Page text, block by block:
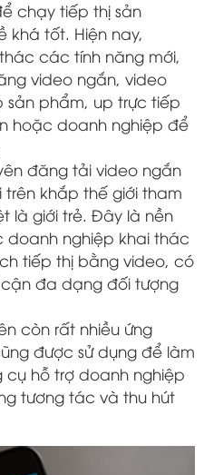
chạy tiếp thị sản
khá tốt. Hiện nay,
các tính năng mới,
video ngắn, video
phẩm, up trực tiếp
hoặc doanh nghiệp để
đăng tải video ngắn
trên khắp thế giới tham
là giới trẻ. Đây là nền
nghiệp khai thác
tiếp thị bằng video, có
đa dạng đối tượng
còn rất nhiều ứng
được sử dụng để làm
cụ hỗ trợ doanh nghiệp
tương tác và thu hút